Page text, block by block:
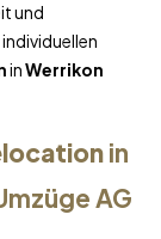
und
inWerrikon
in
AG